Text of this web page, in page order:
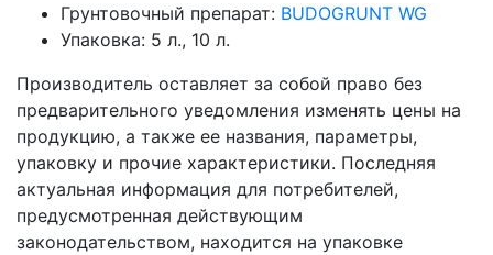
Грунтовочный препарат: BUDOGRUNT WG
Упаковка: 5 л., 10 л.
Производитель оставляет за собой право без
предварительного уведомления изменять цены на
продукцию, а также ее названия, параметры,
упаковку и прочие характеристики. Последняя
актуальная информация для потребителей,
предусмотренная действующим
законодательством, находится на упаковке